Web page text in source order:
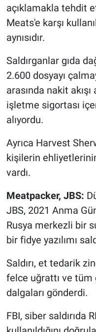
açıklamakla tehdit
Meats'e karşı
aynısıdır.
Saldırganlar gıda
2.600 dosyayı
arasında nakit
işletme sigortası
alıyordu.
Ayrıca Harvest
kişilerin
vardı.
Meatpacker, JBS:
JBS, 2021 Anma
Rusya merkezli bir
bir fidye yazılımı
Saldırı, et tedarik
felce uğrattı ve tüm
dalgaları gönderdi.
FBI, siber saldırıda